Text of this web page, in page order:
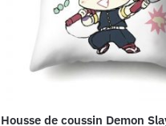
Housse de coussin Demon